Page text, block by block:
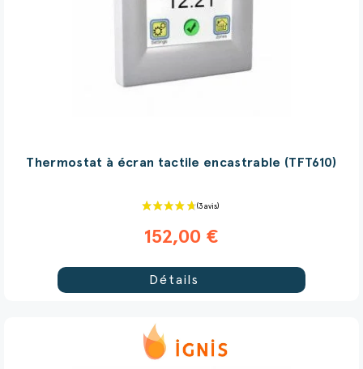
Thermostat à écran tactile encastrable (TFT610)
152,00 €
Détails